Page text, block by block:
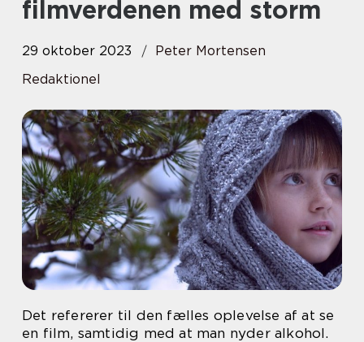
filmverdenen med storm
29 oktober 2023
Peter Mortensen
Redaktionel
Det refererer til den fælles oplevelse af at se
en film, samtidig med at man nyder alkohol.